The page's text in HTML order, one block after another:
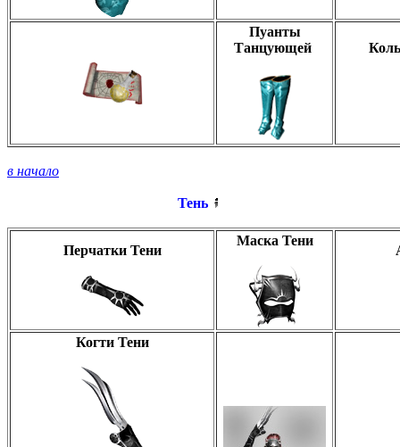
Пуанты
Танцующей
в начало
Тень
Перчатки Тени
Маска Тени
Когти Тени